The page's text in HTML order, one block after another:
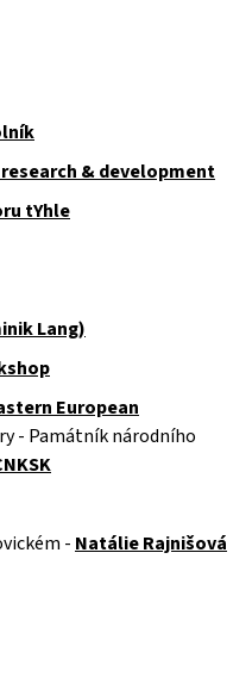
& development
tYhle
Lang)
European
- Památník národního
- Natálie Rajnišová